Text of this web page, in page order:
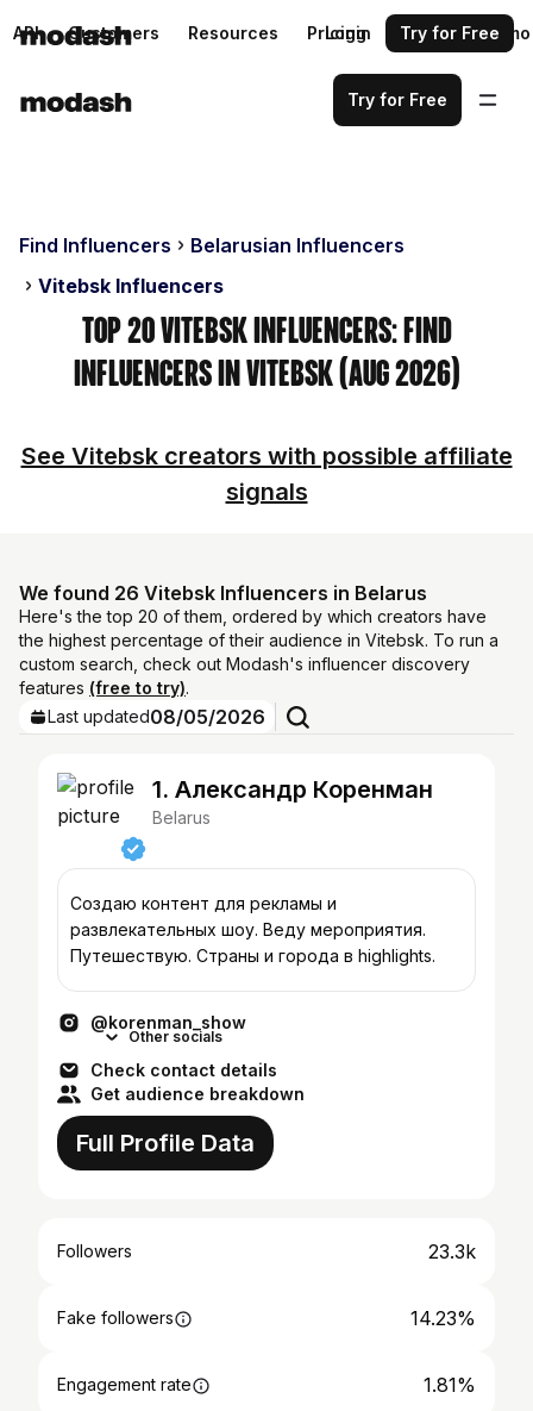
API Customers Resources Pricing Request a demo
Login Try for Free
Try for Free
Find Influencers
Belarusian Influencers
Vitebsk Influencers
Top 20 Vitebsk Influencers: Find
Influencers in Vitebsk (Aug 2026)
See Vitebsk creators with possible affiliate
signals
We found 26 Vitebsk Influencers in Belarus
Here's the top 20 of them, ordered by which creators have
the highest percentage of their audience in Vitebsk. To run a
custom search, check out Modash's influencer discovery
features (free to try).
Last updated08/05/2026
1. Александр Коренман
Belarus
Создаю контент для рекламы и
развлекательных шоу. Веду мероприятия.
Путешествую. Страны и города в highlights.
@korenman_show
Other socials
Check contact details
Get audience breakdown
Full Profile Data
Followers 23.3k
Fake followers 14.23%
Engagement rate 1.81%